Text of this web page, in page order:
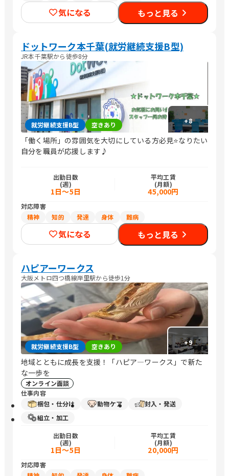
気になる もっと見る
ドットワーク本千葉(就労継続支援B型)
JR本千葉駅から徒歩8分
+8
就労継続支援B型 空きあり
「働く場所」の雰囲気を大切にしている方必見⭐なりたい
自分を職員が応援します♪
出勤日数
(週)
1日～5日
平均工賃
(月額)
45,000円
対応障害
精神
知的 発達 身体 難病
気になる もっと見る
ハピアーワークス
大阪メトロ四つ橋線岸里駅から徒歩1分
+9
就労継続支援B型 空きあり
地域とともに成長を支援！「ハピア―ワークス」で新た
な一歩を
オンライン面談
仕事内容
梱包・仕分け
動物ケア
封入・発送
組立・加工
出勤日数
(週)
1日～5日
平均工賃
(月額)
20,000円
対応障害